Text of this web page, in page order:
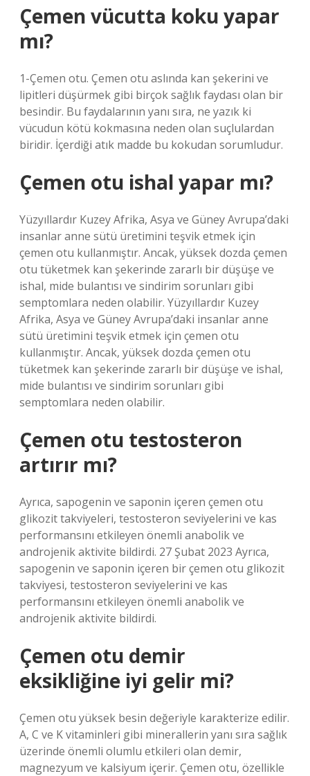
Çemen vücutta koku yapar
mı?
1-Çemen otu. Çemen otu aslında kan şekerini ve
lipitleri düşürmek gibi birçok sağlık faydası olan bir
besindir. Bu faydalarının yanı sıra, ne yazık ki
vücudun kötü kokmasına neden olan suçlulardan
biridir. İçerdiği atık madde bu kokudan sorumludur.
Çemen otu ishal yapar mı?
Yüzyıllardır Kuzey Afrika, Asya ve Güney Avrupa’daki
insanlar anne sütü üretimini teşvik etmek için
çemen otu kullanmıştır. Ancak, yüksek dozda çemen
otu tüketmek kan şekerinde zararlı bir düşüşe ve
ishal, mide bulantısı ve sindirim sorunları gibi
semptomlara neden olabilir. Yüzyıllardır Kuzey
Afrika, Asya ve Güney Avrupa’daki insanlar anne
sütü üretimini teşvik etmek için çemen otu
kullanmıştır. Ancak, yüksek dozda çemen otu
tüketmek kan şekerinde zararlı bir düşüşe ve ishal,
mide bulantısı ve sindirim sorunları gibi
semptomlara neden olabilir.
Çemen otu testosteron
artırır mı?
Ayrıca, sapogenin ve saponin içeren çemen otu
glikozit takviyeleri, testosteron seviyelerini ve kas
performansını etkileyen önemli anabolik ve
androjenik aktivite bildirdi. 27 Şubat 2023 Ayrıca,
sapogenin ve saponin içeren bir çemen otu glikozit
takviyesi, testosteron seviyelerini ve kas
performansını etkileyen önemli anabolik ve
androjenik aktivite bildirdi.
Çemen otu demir
eksikliğine iyi gelir mi?
Çemen otu yüksek besin değeriyle karakterize edilir.
A, C ve K vitaminleri gibi minerallerin yanı sıra sağlık
üzerinde önemli olumlu etkileri olan demir,
magnezyum ve kalsiyum içerir. Çemen otu, özellikle